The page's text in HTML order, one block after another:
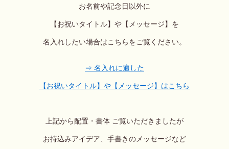
お名前や記念日以外に
【お祝いタイトル】や【メッセージ】を
名入れしたい場合はこちらを ご覧ください。
⇒ 名入れに適した
【お祝いタイトル】や【メッセージ】はこちら
上記から配置・書体 ご覧いただきましたが
お持込みアイデア、手書きのメッセージなど